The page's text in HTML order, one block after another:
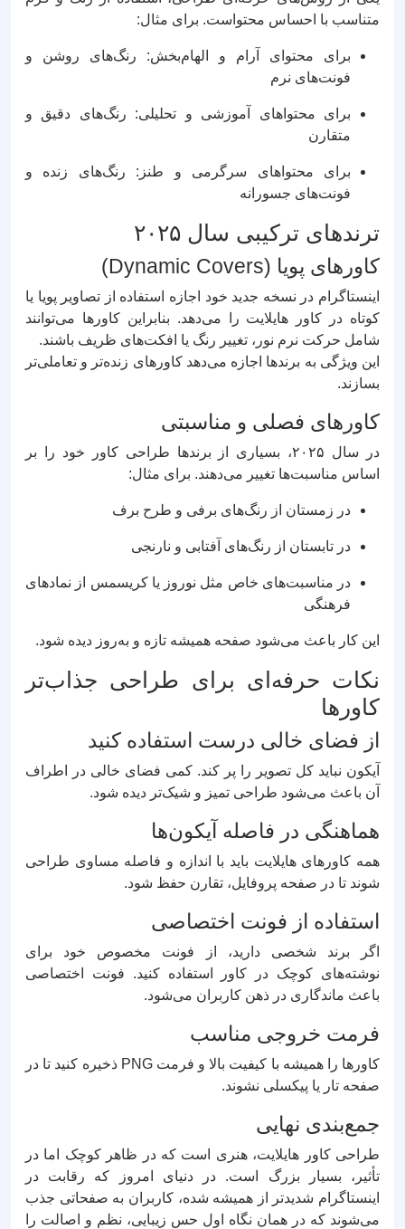
متناسب با احساس محتواست. برای مثال:
برای محتوای آرام و الهام‌بخش: رنگ‌های روشن و
فونت‌های نرم
برای محتواهای آموزشی و تحلیلی: رنگ‌های دقیق و
متقارن
برای محتواهای سرگرمی و طنز: رنگ‌های زنده و
فونت‌های جسورانه
ترندهای ترکیبی سال ۲۰۲۵
کاورهای پویا (Dynamic Covers)
اینستاگرام در نسخه جدید خود اجازه استفاده از تصاویر پویا یا
کوتاه در کاور هایلایت را می‌دهد. بنابراین کاورها می‌توانند
شامل حرکت نرم نور، تغییر رنگ یا افکت‌های ظریف باشند.
این ویژگی به برندها اجازه می‌دهد کاورهای زنده‌تر و تعاملی‌تر
بسازند.
کاورهای فصلی و مناسبتی
در سال ۲۰۲۵، بسیاری از برندها طراحی کاور خود را بر
اساس مناسبت‌ها تغییر می‌دهند. برای مثال:
در زمستان از رنگ‌های برفی و طرح برف
در تابستان از رنگ‌های آفتابی و نارنجی
در مناسبت‌های خاص مثل نوروز یا کریسمس از نمادهای
فرهنگی
این کار باعث می‌شود صفحه همیشه تازه و به‌روز دیده شود.
نکات حرفه‌ای برای طراحی جذاب‌تر
کاورها
از فضای خالی درست استفاده کنید
آیکون نباید کل تصویر را پر کند. کمی فضای خالی در اطراف
آن باعث می‌شود طراحی تمیز و شیک‌تر دیده شود.
هماهنگی در فاصله آیکون‌ها
همه کاورهای هایلایت باید با اندازه و فاصله مساوی طراحی
شوند تا در صفحه پروفایل، تقارن حفظ شود.
استفاده از فونت اختصاصی
اگر برند شخصی دارید، از فونت مخصوص خود برای
نوشته‌های کوچک در کاور استفاده کنید. فونت اختصاصی
باعث ماندگاری در ذهن کاربران می‌شود.
فرمت خروجی مناسب
کاورها را همیشه با کیفیت بالا و فرمت PNG ذخیره کنید تا در
صفحه تار یا پیکسلی نشوند.
جمع‌بندی نهایی
طراحی کاور هایلایت، هنری است که در ظاهر کوچک اما در
تأثیر، بسیار بزرگ است. در دنیای امروز که رقابت در
اینستاگرام شدیدتر از همیشه شده، کاربران به صفحاتی جذب
می‌شوند که در همان نگاه اول حس زیبایی، نظم و اصالت را